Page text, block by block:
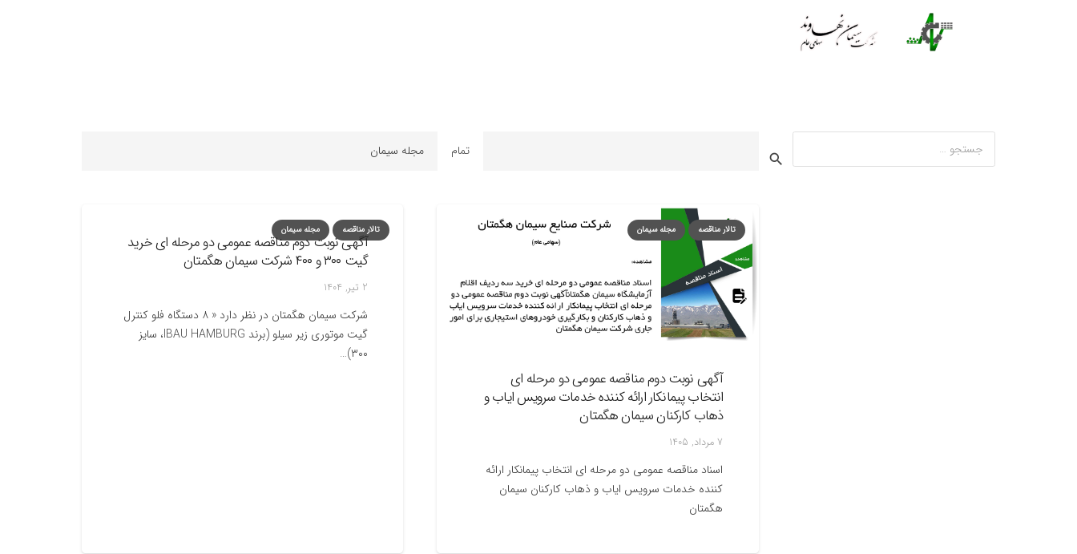
برای:
تمام مجله سیمان
تالار مناقصه مجله سیمان
آگهی نوبت دوم مناقصه عمومی دو مرحله ای
انتخاب پیمانکار ارائه کننده خدمات سرویس ایاب و
ذهاب کارکنان سیمان هگمتان
7 مرداد, 1405
اسناد مناقصه عمومی دو مرحله ای انتخاب پیمانکار ارائه
کننده خدمات سرویس ایاب و ذهاب کارکنان سیمان
هگمتان
تالار مناقصه مجله سیمان
آگهی نوبت دوم مناقصه عمومی دو مرحله ای خرید
گیت ۳۰۰ و ۴۰۰ شرکت سیمان هگمتان
2 تیر, 1404
شرکت سیمان هگمتان در نظر دارد « ۸ دستگاه فلو کنترل
گیت موتوری زیر سیلو (برند IBAU HAMBURG، سایز
۳۰۰)…